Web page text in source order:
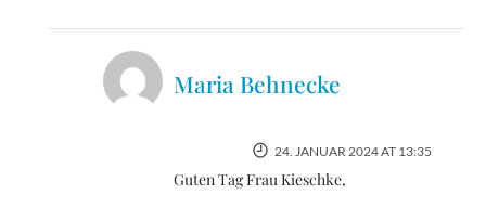
Maria Behnecke
24. JANUAR 2024 AT 13:35
Guten Tag Frau Kieschke,